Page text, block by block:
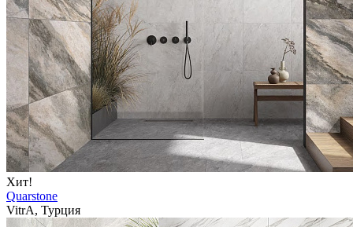
Хит!
Quarstone
VitrA, Турция